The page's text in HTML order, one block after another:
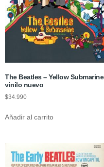
The Beatles – Yellow Submarine
vinilo nuevo
$34.990
Añadir al carrito